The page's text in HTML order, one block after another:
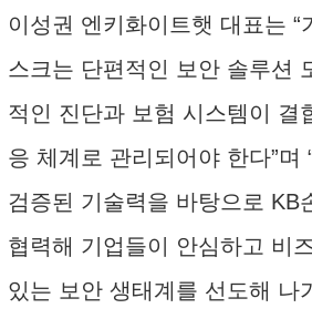
이성권 엔키화이트햇 대표는 “
스크는 단편적인 보안 솔루션
적인 진단과 보험 시스템이 결
응 체계로 관리되어야 한다”며
검증된 기술력을 바탕으로 KB
협력해 기업들이 안심하고 비
있는 보안 생태계를 선도해 나